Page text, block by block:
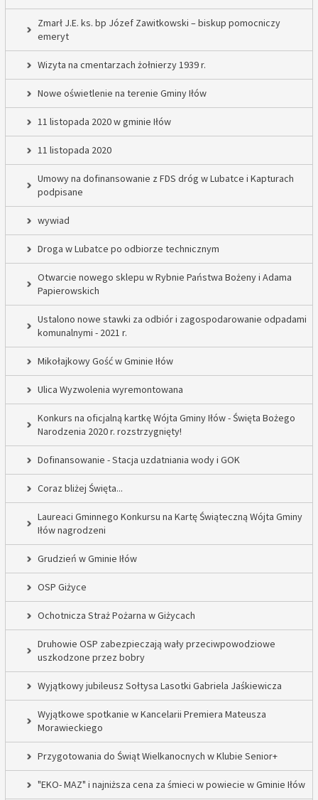
Zmarł J.E. ks. bp Józef Zawitkowski – biskup pomocniczy
emeryt
Wizyta na cmentarzach żołnierzy 1939 r.
Nowe oświetlenie na terenie Gminy Iłów
11 listopada 2020 w gminie Iłów
11 listopada 2020
Umowy na dofinansowanie z FDS dróg w Lubatce i Kapturach
podpisane
wywiad
Droga w Lubatce po odbiorze technicznym
Otwarcie nowego sklepu w Rybnie Państwa Bożeny i Adama
Papierowskich
Ustalono nowe stawki za odbiór i zagospodarowanie odpadami
komunalnymi - 2021 r.
Mikołajkowy Gość w Gminie Iłów
Ulica Wyzwolenia wyremontowana
Konkurs na oficjalną kartkę Wójta Gminy Iłów - Święta Bożego
Narodzenia 2020 r. rozstrzygnięty!
Dofinansowanie - Stacja uzdatniania wody i GOK
Coraz bliżej Święta...
Laureaci Gminnego Konkursu na Kartę Świąteczną Wójta Gminy
Iłów nagrodzeni
Grudzień w Gminie Iłów
OSP Giżyce
Ochotnicza Straż Pożarna w Giżycach
Druhowie OSP zabezpieczają wały przeciwpowodziowe
uszkodzone przez bobry
Wyjątkowy jubileusz Sołtysa Lasotki Gabriela Jaśkiewicza
Wyjątkowe spotkanie w Kancelarii Premiera Mateusza
Morawieckiego
Przygotowania do Świąt Wielkanocnych w Klubie Senior+
"EKO- MAZ" i najniższa cena za śmieci w powiecie w Gminie Iłów